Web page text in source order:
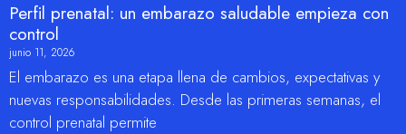
Perfil prenatal: un embarazo saludable empieza con
control
junio 11, 2026
El embarazo es una etapa llena de cambios, expectativas y
nuevas responsabilidades. Desde las primeras semanas, el
control prenatal permite